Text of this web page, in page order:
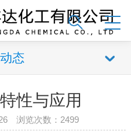
态
性与应用
浏览次数：2499